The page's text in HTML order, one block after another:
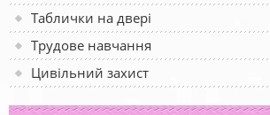
Таблички на двері
Трудове навчання
Цивільний захист